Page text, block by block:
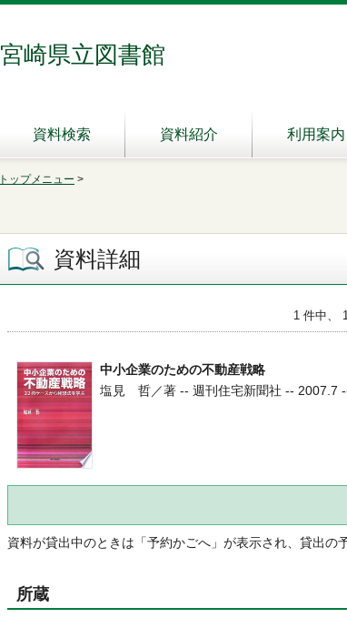
宮崎県立図書館
資料検索 資料紹介 利用案内
トップメニュー >
資料詳細
1 件中、
中小企業のための不動産戦略
塩見 哲／著 -- 週刊住宅新聞社 -- 2007.7
資料が貸出中のときは「予約かごへ」が表示され、貸出の
所蔵